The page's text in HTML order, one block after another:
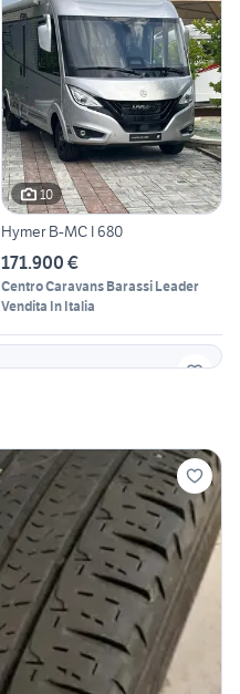
10
Hymer B-MC I 680
171.900 €
Centro Caravans Barassi Leader
Vendita In Italia